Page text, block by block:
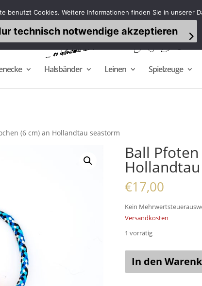
Halsbänder Leinen Spielzeuge
(6 cm) an Hollandtau seastorm
Ball
€17,00
Kein
Versandkosten
1 vorrätig
Pfoten
In den
benutzt Cookies. Weitere Informationen finden Sie in unserer
technisch notwendige akzeptieren